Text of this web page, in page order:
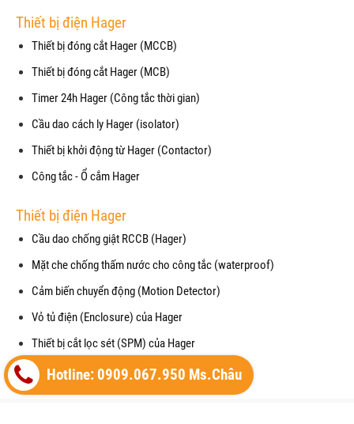
Thiết bị điện Hager
Thiết bị đóng cắt Hager (MCCB)
Thiết bị đóng cắt Hager (MCB)
Timer 24h Hager (Công tắc thời gian)
Cầu dao cách ly Hager (isolator)
Thiết bị khởi động từ Hager (Contactor)
Công tắc - Ổ cắm Hager
Thiết bị điện Hager
Cầu dao chống giật RCCB (Hager)
Mặt che chống thấm nước cho công tắc (waterproof)
Cảm biến chuyển động (Motion Detector)
Vỏ tủ điện (Enclosure) của Hager
Thiết bị cắt lọc sét (SPM) của Hager
Máy cắt không khí (ACB) của Hager
Hotline: 0909.067.950 Ms.Châu